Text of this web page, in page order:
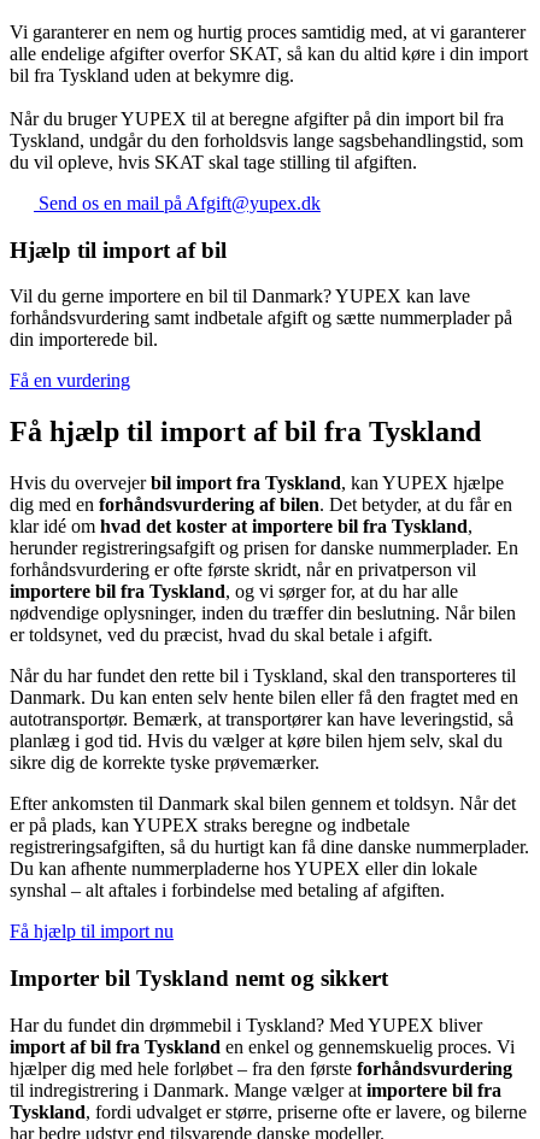
Vi garanterer en nem og hurtig proces samtidig med, at vi garanterer
alle endelige afgifter overfor SKAT, så kan du altid køre i din import
bil fra Tyskland uden at bekymre dig.
Når du bruger YUPEX til at beregne afgifter på din import bil fra
Tyskland, undgår du den forholdsvis lange sagsbehandlingstid, som
du vil opleve, hvis SKAT skal tage stilling til afgiften.
Send os en mail på Afgift@yupex.dk
Hjælp til import af bil
Vil du gerne importere en bil til Danmark? YUPEX kan lave
forhåndsvurdering samt indbetale afgift og sætte nummerplader på
din importerede bil.
Få en vurdering
Få hjælp til import af bil fra Tyskland
Hvis du overvejerbil import fra Tyskland, kan YUPEX hjælpe
dig med en forhåndsvurdering af bilen. Det betyder, at du får en
klar idé om hvad det koster at importere bil fra Tyskland,
herunder registreringsafgift og prisen for danske nummerplader. En
forhåndsvurdering er ofte første skridt, når en privatperson vil
importere bil fra Tyskland, og vi sørger for, at du har alle
nødvendige oplysninger, inden du træffer din beslutning. Når bilen
er toldsynet, ved du præcist, hvad du skal betale i afgift.
Når du har fundet den rette bil i Tyskland, skal den transporteres til
Danmark. Du kan enten selv hente bilen eller få den fragtet med en
autotransportør. Bemærk, at transportører kan have leveringstid, så
planlæg i god tid. Hvis du vælger at køre bilen hjem selv, skal du
sikre dig de korrekte tyske prøvemærker.
Efter ankomsten til Danmark skal bilen gennem et toldsyn. Når det
er på plads, kan YUPEX straks beregne og indbetale
registreringsafgiften, så du hurtigt kan få dine danske nummerplader.
Du kan afhente nummerpladerne hos YUPEX eller din lokale
synshal – alt aftales i forbindelse med betaling af afgiften.
Få hjælp til import nu
Importer bil Tyskland nemt og sikkert
Har du fundet din drømmebil i Tyskland? Med YUPEX bliver
import af bil fra Tyskland en enkel og gennemskuelig proces. Vi
hjælper dig med hele forløbet – fra den første forhåndsvurdering
til indregistrering i Danmark. Mange vælger at importere bil fra
Tyskland, fordi udvalget er større, priserne ofte er lavere, og bilerne
har bedre udstyr end tilsvarende danske modeller.